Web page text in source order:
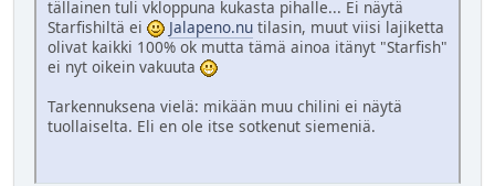
tällainen tuli vkloppuna kukasta pihalle... Ei näytä
Starfishiltä ei
Jalapeno.nu tilasin, muut viisi lajiketta
olivat kaikki 100% ok mutta tämä ainoa itänyt "Starfish"
ei nyt oikein vakuuta
Tarkennuksena vielä: mikään muu chilini ei näytä
tuollaiselta. Eli en ole itse sotkenut siemeniä.